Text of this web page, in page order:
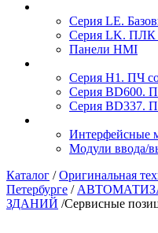
Серия LE.
Серия LK. ПЛК
Панели HMI
Серия H1. ПЧ
Серия BD600.
Серия BD337.
Интерфейсные
Модули ввода/
Каталог / Оригинальная
Петербурге /
ЗДАНИЙ /Сервисные